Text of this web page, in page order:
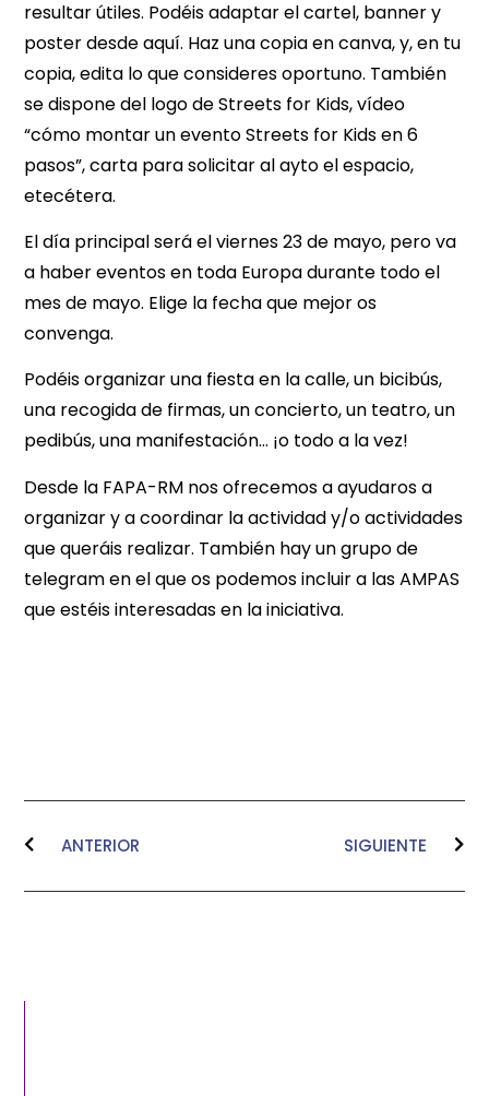
resultar útiles. Podéis adaptar el cartel, banner y
poster desde aquí. Haz una copia en canva, y, en tu
copia, edita lo que consideres oportuno. También
se dispone del logo de Streets for Kids, vídeo
“cómo montar un evento Streets for Kids en 6
pasos”, carta para solicitar al ayto el espacio,
etecétera.
El día principal será el viernes 23 de mayo, pero va
a haber eventos en toda Europa durante todo el
mes de mayo. Elige la fecha que mejor os
convenga.
Podéis organizar una fiesta en la calle, un bicibús,
una recogida de firmas, un concierto, un teatro, un
pedibús, una manifestación… ¡o todo a la vez!
Desde la FAPA-RM nos ofrecemos a ayudaros a
organizar y a coordinar la actividad y/o actividades
que queráis realizar. También hay un grupo de
telegram en el que os podemos incluir a las AMPAS
que estéis interesadas en la iniciativa.
ANTERIOR SIGUIENTE